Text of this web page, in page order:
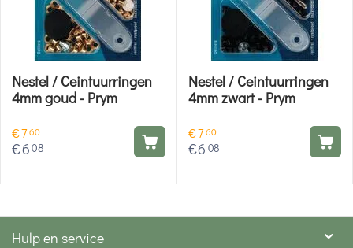
Nestel / Ceintuurringen
4mm goud - Prym
€760
€608
Nestel / Ceintuurringen
4mm zwart - Prym
€760
€6 08
Hulp en service